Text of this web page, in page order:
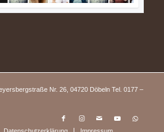
Nr. 26, 04720 Döbeln Tel. 0177 –